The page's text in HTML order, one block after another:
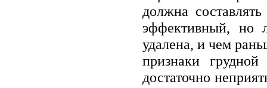
должна
эффективный, но
удалена, и чем
признаки грудной
достаточно